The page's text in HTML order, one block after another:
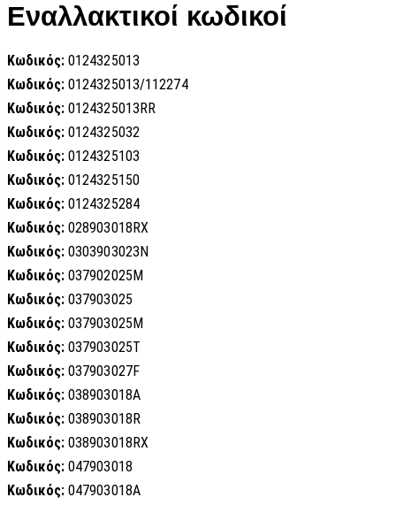
Εναλλακτικοί κωδικοί
Κωδικός: 0124325013
Κωδικός: 0124325013/112274
Κωδικός: 0124325013RR
Κωδικός: 0124325032
Κωδικός: 0124325103
Κωδικός: 0124325150
Κωδικός: 0124325284
Κωδικός: 028903018RX
Κωδικός: 0303903023N
Κωδικός: 037902025M
Κωδικός: 037903025
Κωδικός: 037903025M
Κωδικός: 037903025T
Κωδικός: 037903027F
Κωδικός: 038903018A
Κωδικός: 038903018R
Κωδικός: 038903018RX
Κωδικός: 047903018
Κωδικός: 047903018A